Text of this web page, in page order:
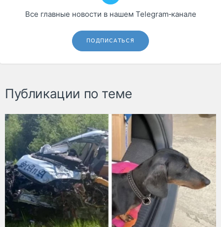
Все главные новости в нашем Telegram‑канале
ПОДПИСАТЬСЯ
Публикации по теме